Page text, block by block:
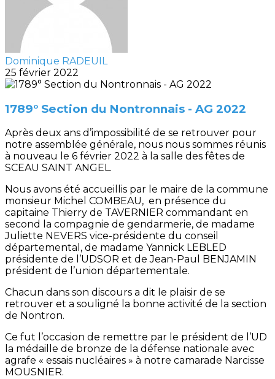
Dominique RADEUIL
25 février 2022
1789° Section du Nontronnais - AG 2022
Après deux ans d’impossibilité de se retrouver pour
notre assemblée générale, nous nous sommes réunis
à nouveau le 6 février 2022 à la salle des fêtes de
SCEAU SAINT ANGEL.
Nous avons été accueillis par le maire de la commune
monsieur Michel COMBEAU, en présence du
capitaine Thierry de TAVERNIER commandant en
second la compagnie de gendarmerie, de madame
Juliette NEVERS vice-présidente du conseil
départemental, de madame Yannick LEBLED
présidente de l’UDSOR et de Jean-Paul BENJAMIN
président de l’union départementale.
Chacun dans son discours a dit le plaisir de se
retrouver et a souligné la bonne activité de la section
de Nontron.
Ce fut l’occasion de remettre par le président de l’UD
la médaille de bronze de la défense nationale avec
agrafe « essais nucléaires » à notre camarade Narcisse
MOUSNIER.